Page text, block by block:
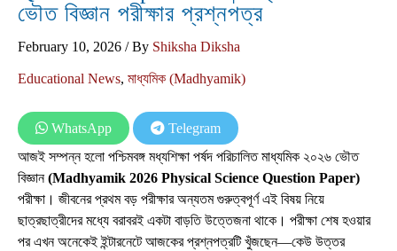
ভৌত বিজ্ঞান পরীক্ষার প্রশ্নপত্র
February 10, 2026 / By Shiksha Diksha
Educational News, মাধ্যমিক (Madhyamik)
WhatsApp
Telegram
আজই সম্পন্ন হলো পশ্চিমবঙ্গ মধ্যশিক্ষা পর্ষদ পরিচালিত মাধ্যমিক ২০২৬ ভৌত
বিজ্ঞান(Madhyamik 2026 Physical Science Question Paper)
পরীক্ষা। জীবনের প্রথম বড় পরীক্ষার অন্যতম গুরুত্বপূর্ণ এই বিষয় নিয়ে
ছাত্রছাত্রীদের মধ্যে বরাবরই একটা বাড়তি উত্তেজনা থাকে। পরীক্ষা শেষ হওয়ার
পর এখন অনেকেই ইন্টারনেটে আজকের প্রশ্নপত্রটি খুঁজছেন—কেউ উত্তর